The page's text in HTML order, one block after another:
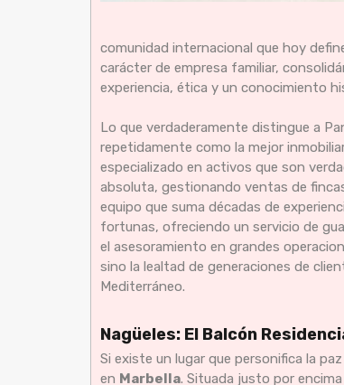
comunidad internacional que hoy
carácter de empresa familiar,
experiencia, ética y un conocimiento
Lo que verdaderamente distingue a
repetidamente como la mejor
especializado en activos que son
absoluta, gestionando ventas de
equipo que suma décadas de
fortunas, ofreciendo un servicio de
el asesoramiento en grandes
sino la lealtad de generaciones de
Mediterráneo.
Nagüeles: El Balcón
Si existe un lugar que personifica la
en Marbella. Situada justo por